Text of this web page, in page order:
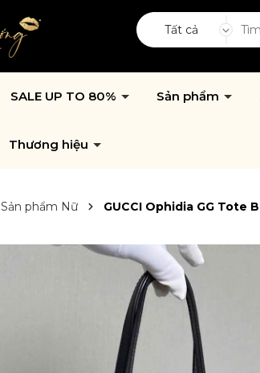
Tất cả
SALE UP TO 80% Sản phẩm
Thương hiệu
Sản phẩm Nữ GUCCI Ophidia GG Tote